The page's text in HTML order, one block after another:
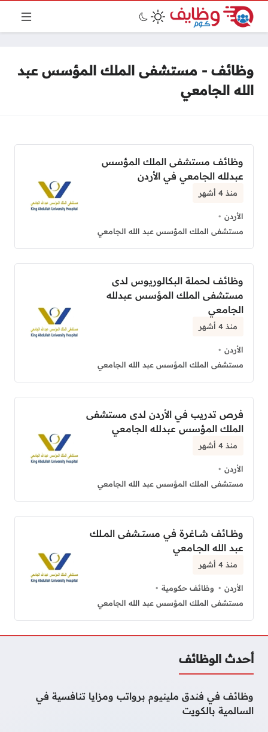
وظائف - مستشفى الملك المؤسس عبد
الله الجامعي
وظائف مستشفى الملك المؤسس
عبدلله الجامعي في الأردن
منذ 4 أشهر
الأردن
مستشفى الملك المؤسس عبد الله الجامعي
وظائف لحملة البكالوريوس لدى
مستشفى الملك المؤسس عبدلله
الجامعي
منذ 4 أشهر
الأردن
مستشفى الملك المؤسس عبد الله الجامعي
فرص تدريب في الأردن لدى مستشفى
الملك المؤسس عبدلله الجامعي
منذ 4 أشهر
الأردن
مستشفى الملك المؤسس عبد الله الجامعي
وظـــائف شـــاغرة في مستـــشفى المـــلك
عبد الله الجــامعي
منذ 4 أشهر
الأردن
وظائف حكومية
مستشفى الملك المؤسس عبد الله الجامعي
أحدث الوظائف
وظائف في فندق ملينيوم برواتب ومزايا تنافسية في
السالمية بالكويت